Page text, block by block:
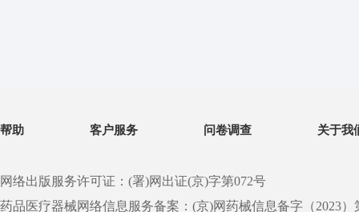
帮助 客户服务 问卷调查 关于我
网络出版服务许可证：(署)网出证(京)字第072号
药品医疗器械网络信息服务备案：(京)网药械信息备字（2023）